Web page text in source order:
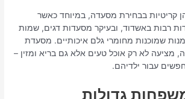
הן קריטיות בבחירת מסעדה, במיוחד כאשר
רבות באשדוד, ובעיקר מסעדות דגים, שמות
שמוכנות מחומרי גלם איכותיים. מסעדת
מציעה לא רק אוכל טעים אלא גם בריא ומזין –
עבור ילדיהם.
גדולות